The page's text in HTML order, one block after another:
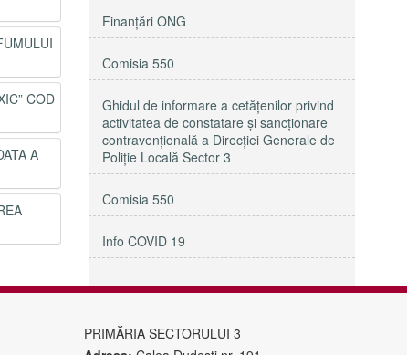
COD
A
Finanțări ONG
Comisia 550
Ghidul de informare a cetățenilor privind
activitatea de constatare și sancționare
contravențională a Direcției Generale de
Poliție Locală Sector 3
Comisia 550
Info COVID 19
PRIMĂRIA SECTORULUI 3